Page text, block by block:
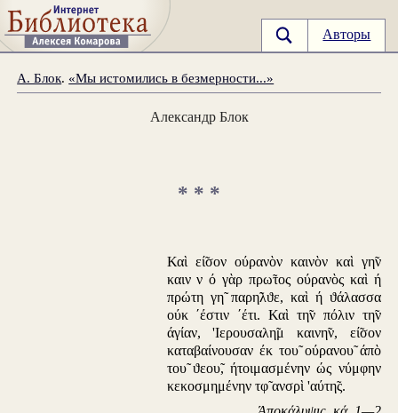
Авторы
А. Блок. «Мы истомились в безмерности...»
Александр Блок
* * *
Καὶ εί̃σον ούρανὸν καινὸν καὶ γη̃ν
καιν ν ό γὰρ πρω̃τος ούρανὸς καὶ ή
πρώτη γη̃ παρη̃λϑε, καὶ ή ϑάλασσα
ούκ ΄έστιν ΄έτι. Καὶ τη̃ν πόλιν τη̃ν
άγίαν, 'Ιερουσαλη̃μ καινη̃ν, εί̃σον
καταβαίνουσαν έκ του̃ ούρανου̃ άπὸ
του̃ ϑεου̃, ήτοιμασμένην ώς νύμφην
κεκοσμημένην τφ̃ ανσρὶ 'αύτη̃ς.